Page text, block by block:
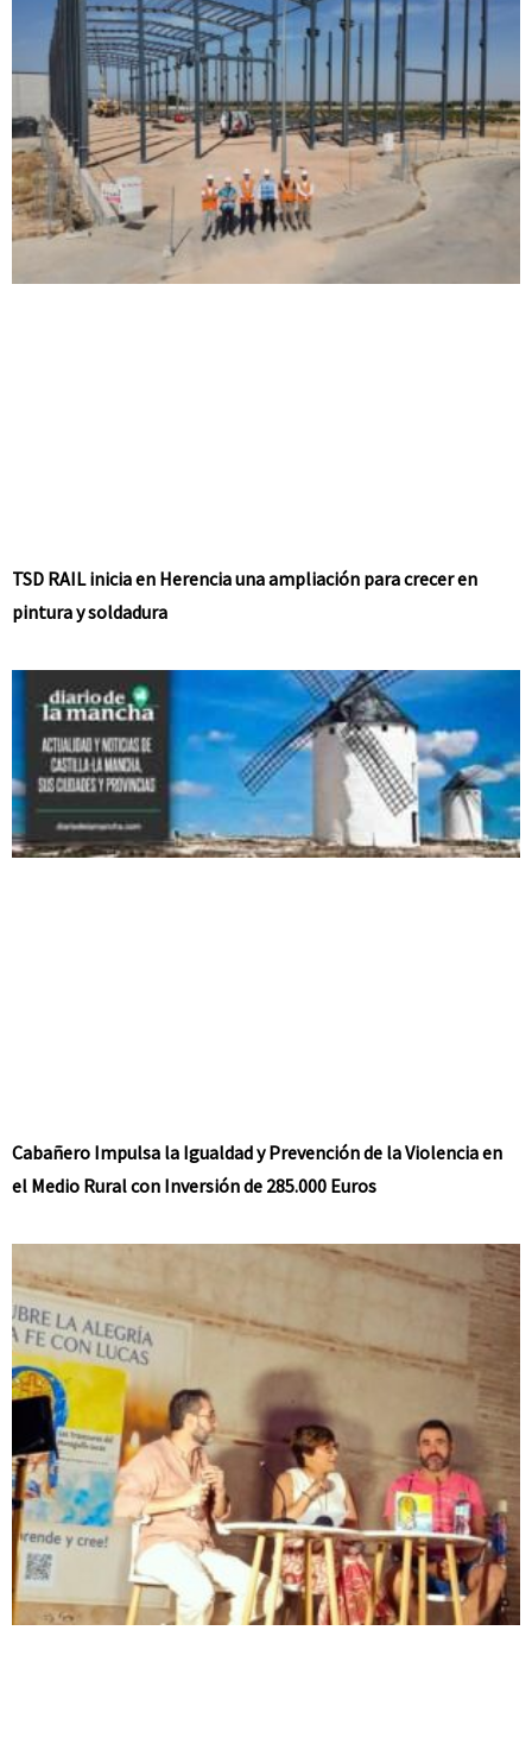
TSD RAIL inicia en Herencia una ampliación para crecer en
pintura y soldadura
Cabañero Impulsa la Igualdad y Prevención de la Violencia en
el Medio Rural con Inversión de 285.000 Euros